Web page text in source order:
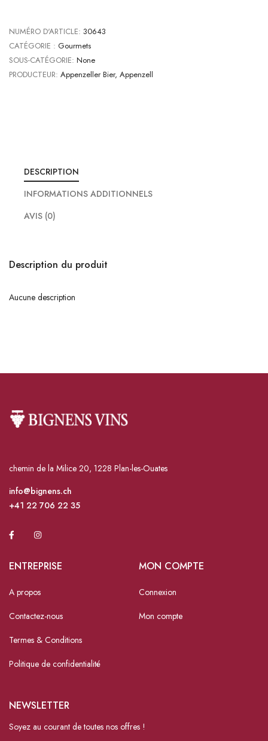
NUMÉRO D'ARTICLE: 30643
CATÉGORIE : Gourmets
SOUS-CATÉGORIE: None
PRODUCTEUR: Appenzeller Bier, Appenzell
DESCRIPTION
INFORMATIONS ADDITIONNELS
AVIS (0)
Description du produit
Aucune description
chemin de la Milice 20, 1228 Plan-les-Ouates
info@bignens.ch
+41 22 706 22 35
ENTREPRISE
A propos
Contactez-nous
Termes & Conditions
Politique de confidentialité
MON COMPTE
Connexion
Mon compte
NEWSLETTER
Soyez au courant de toutes nos offres !